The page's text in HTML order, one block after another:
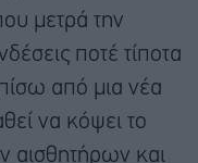
μετρά την
ποτέ τίποτα
από μια νέα
να κόψει το
αισθητήρων και